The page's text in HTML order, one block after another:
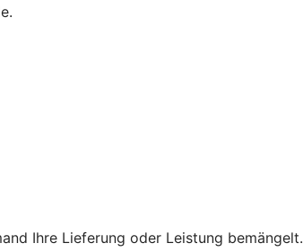
Ihre Lieferung oder Leistung bemängelt.